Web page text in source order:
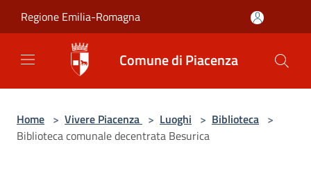
Regione Emilia-Romagna
Comune di Piacenza
Home > Vivere Piacenza > Luoghi > Biblioteca >
Biblioteca comunale decentrata Besurica